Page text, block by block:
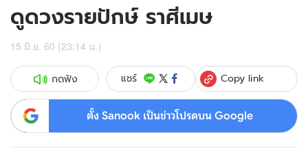
ดูดวงรายปักษ์ ราศีเมษ
15 มิ.ย. 60 (23:14 น.)
กดฟัง แชร์ Copy link
ตั้ง Sanook เป็นข่าวโปรดบน Google